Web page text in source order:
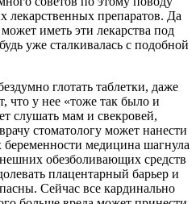
лекарственных препаратов. Да
иметь эти лекарства под
уже сталкивалась с подобной
глотать таблетки, даже
что у нее «тоже так было и
слушать мам и свекровей,
стоматологу может нанести
медицина шагнула
обезболивающих средств
плацентарный барьер и
Сейчас все кардинально